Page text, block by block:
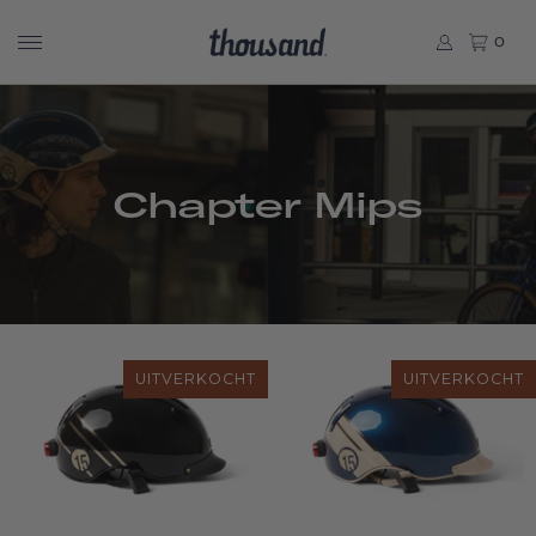
0
Chapter Mips
UITVERKOCHT UITVERKOCHT